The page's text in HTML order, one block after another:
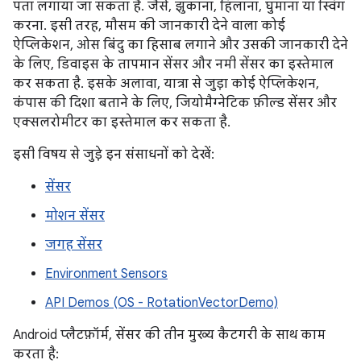
पता लगाया जा सकता है. जैसे, झुकाना, हिलाना, घुमाना या स्विंग
करना. इसी तरह, मौसम की जानकारी देने वाला कोई
ऐप्लिकेशन, ओस बिंदु का हिसाब लगाने और उसकी जानकारी देने
के लिए, डिवाइस के तापमान सेंसर और नमी सेंसर का इस्तेमाल
कर सकता है. इसके अलावा, यात्रा से जुड़ा कोई ऐप्लिकेशन,
कंपास की दिशा बताने के लिए, जियोमैग्नेटिक फ़ील्ड सेंसर और
एक्सलरोमीटर का इस्तेमाल कर सकता है.
इसी विषय से जुड़े इन संसाधनों को देखें:
सेंसर
मोशन सेंसर
जगह सेंसर
Environment Sensors
API Demos (OS - RotationVectorDemo)
Android प्लैटफ़ॉर्म, सेंसर की तीन मुख्य कैटगरी के साथ काम
करता है: